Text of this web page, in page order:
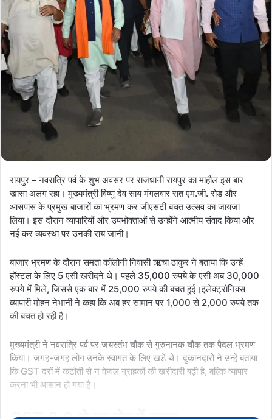
रायपुर – नवरात्रि पर्व के शुभ अवसर पर राजधानी रायपुर का माहौल इस बार
खासा अलग रहा। मुख्यमंत्री विष्णु देव साय मंगलवार रात एम.जी. रोड और
आसपास के प्रमुख बाजारों का भ्रमण कर जीएसटी बचत उत्सव का जायजा
लिया। इस दौरान व्यापारियों और उपभोक्ताओं से उन्होंने आत्मीय संवाद किया और
नई कर व्यवस्था पर उनकी राय जानी।
बाजार भ्रमण के दौरान समता कॉलोनी निवासी ऋचा ठाकुर ने बताया कि उन्हें
हॉस्टल के लिए 5 एसी खरीदने थे। पहले 35,000 रुपये के एसी अब 30,000
रुपये में मिले, जिससे एक बार में 25,000 रुपये की बचत हुई।इलेक्ट्रॉनिक्स
व्यापारी मोहन नेभानी ने कहा कि अब हर सामान पर 1,000 से 2,000 रुपये तक
की बचत हो रही है।
मुख्यमंत्री ने नवरात्रि पर्व पर जयस्तंभ चौक से गुरुनानक चौक तक पैदल भ्रमण
किया। जगह-जगह लोग उनके स्वागत के लिए खड़े थे। दुकानदारों ने उन्हें बताया
कि GST दरों में कटौती से न केवल ग्राहकों की खरीदारी बढ़ी है, बल्कि व्यापार
करना भी आसान हो गया है।